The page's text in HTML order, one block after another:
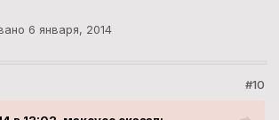
6 января, 2014
#10